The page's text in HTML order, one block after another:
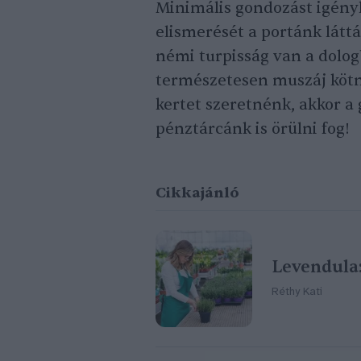
Minimális gondozást
elismerését a portánk
némi turpisság van a
természetesen muszáj
kertet szeretnénk, akkor a
pénztárcánk is örülni fog!
Cikkajánló
Réthy Kati